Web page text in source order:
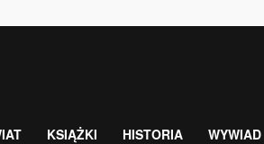
KSIĄŻKI HISTORIA WYWIAD